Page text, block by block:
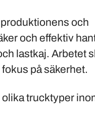
och
och effektiv
lastkaj. Arbetet
på säkerhet.
trucktyper